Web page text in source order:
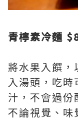
青檸素冷麵
將水果入饌
入湯頭，吃時
汁，不會過份
不論視覺、味